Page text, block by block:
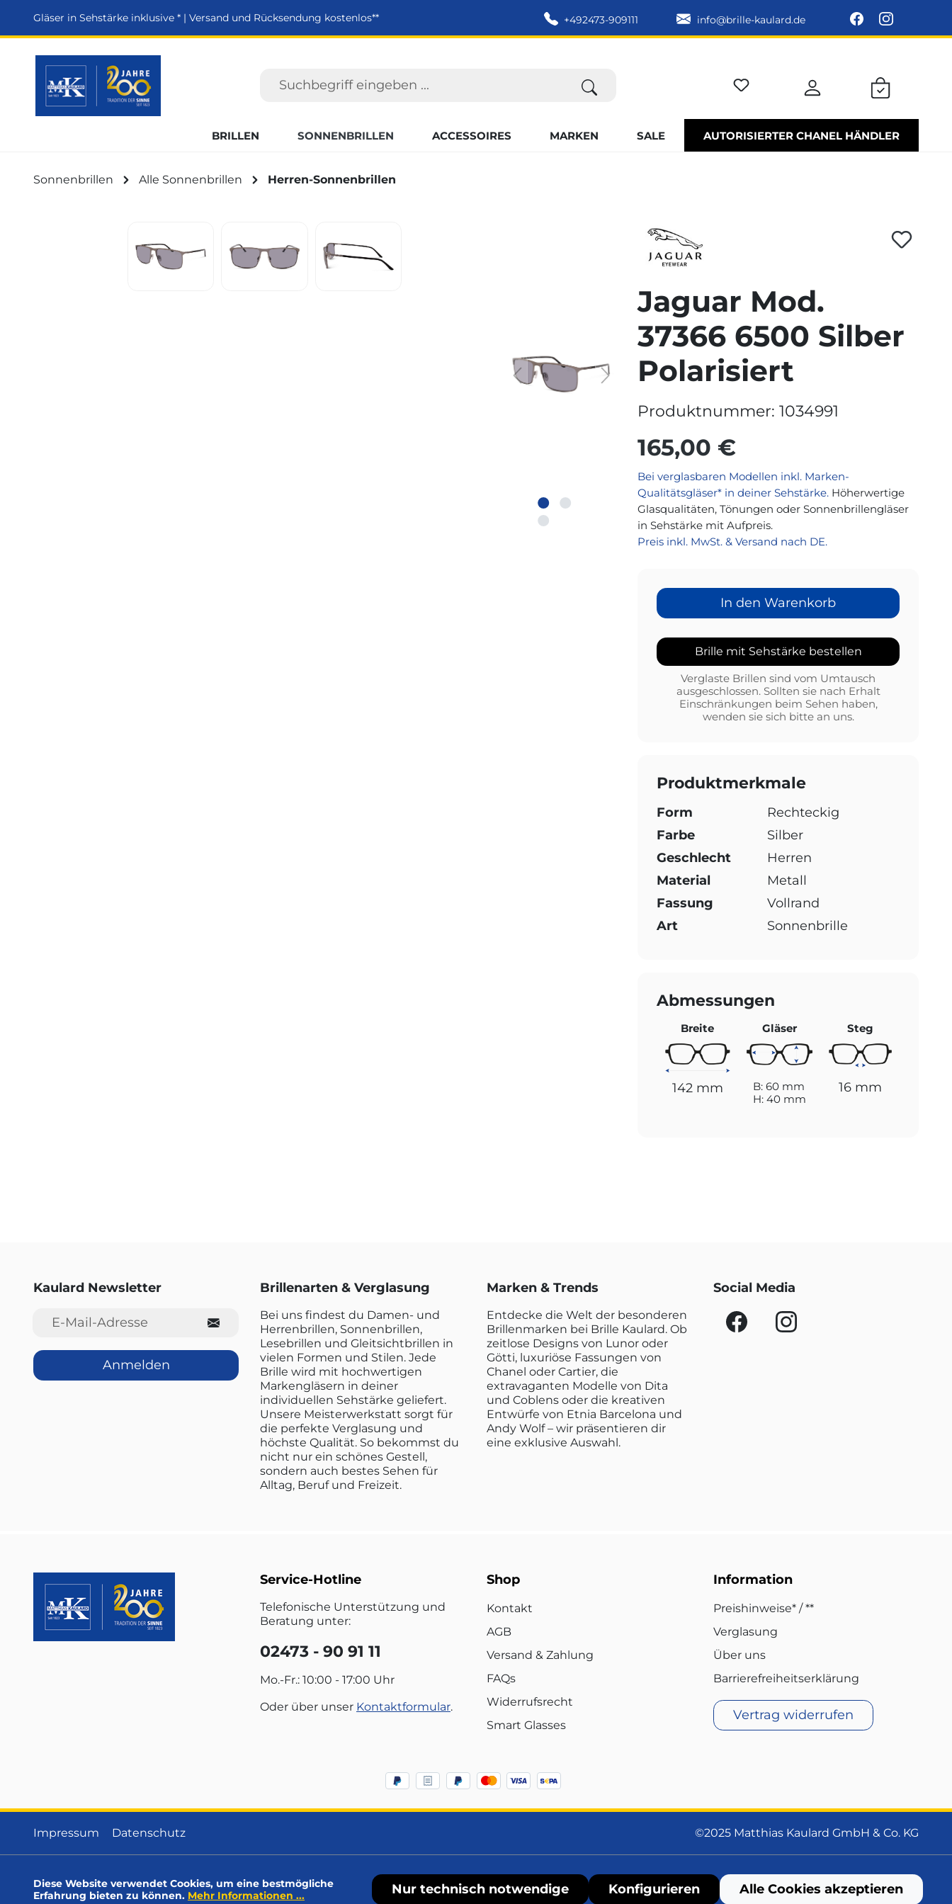
Zur Hauptnavigation springen
Gläser in Sehstärke inklusive * | Versand und Rücksendung kostenlos** +492473-909111 info@brille-kaulard.de
BRILLEN SONNENBRILLEN ACCESSOIRES MARKEN SALE AUTORISIERTER CHANEL HÄNDLER
Sonnenbrillen Alle Sonnenbrillen Herren-Sonnenbrillen
Jaguar Mod.
37366 6500 Silber
Polarisiert
Produktnummer:1034991
165,00 €
Bei verglasbaren Modellen inkl. Marken-
Qualitätsgläser* in deiner Sehstärke. Höherwertige
Glasqualitäten, Tönungen oder Sonnenbrillengläser
in Sehstärke mit Aufpreis.
Preis inkl. MwSt. & Versand nach DE.
In den Warenkorb
Brille mit Sehstärke bestellen
Verglaste Brillen sind vom Umtausch
ausgeschlossen. Sollten sie nach Erhalt
Einschränkungen beim Sehen haben,
wenden sie sich bitte an uns.
Produktmerkmale
Form
Rechteckig
Farbe
Silber
Geschlecht
Herren
Material
Metall
Fassung
Vollrand
Art
Sonnenbrille
Abmessungen
Breite
142 mm
Gläser
B: 60 mm
H: 40 mm
Steg
16 mm
Kaulard Newsletter
E-Mail-Adresse
Anmelden
Brillenarten & Verglasung
Bei uns findest du Damen- und
Herrenbrillen, Sonnenbrillen,
Lesebrillen und Gleitsichtbrillen in
vielen Formen und Stilen. Jede
Brille wird mit hochwertigen
Markengläsern in deiner
individuellen Sehstärke geliefert.
Unsere Meisterwerkstatt sorgt für
die perfekte Verglasung und
höchste Qualität. So bekommst du
nicht nur ein schönes Gestell,
sondern auch bestes Sehen für
Alltag, Beruf und Freizeit.
Marken & Trends
Entdecke die Welt der besonderen
Brillenmarken bei Brille Kaulard. Ob
zeitlose Designs von Lunor oder
Götti, luxuriöse Fassungen von
Chanel oder Cartier, die
extravaganten Modelle von Dita
und Coblens oder die kreativen
Entwürfe von Etnia Barcelona und
Andy Wolf – wir präsentieren dir
eine exklusive Auswahl.
Social Media
Service-Hotline
Telefonische Unterstützung und
Beratung unter:
02473 - 90 91 11
Mo.-Fr.: 10:00 - 17:00 Uhr
Oder über unser Kontaktformular.
Shop
Kontakt
AGB
Versand & Zahlung
FAQs
Widerrufsrecht
Smart Glasses
Information
Preishinweise* / **
Verglasung
Über uns
Barrierefreiheitserklärung
Vertrag widerrufen
Impressum Datenschutz ©2025 Matthias Kaulard GmbH & Co. KG
Diese Website verwendet Cookies, um eine bestmögliche
Erfahrung bieten zu können. Mehr Informationen ... Nur technisch notwendige Konfigurieren Alle Cookies akzeptieren